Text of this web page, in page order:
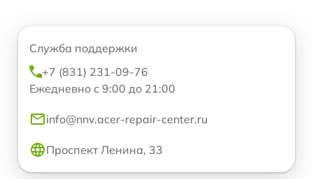
Служба поддержки
+7 (831) 231-09-76
Ежедневно с 9:00 до 21:00
info@nnv.acer-repair-center.ru
Проспект Ленина, 33